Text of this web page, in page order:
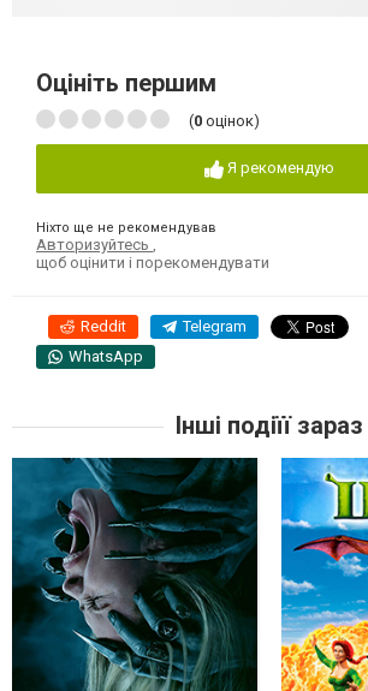
Оцініть першим
(0 оцінок)
Я рекомендую
Ніхто ще не рекомендував
Авторизуйтесь
щоб оцінити і порекомендувати
Reddit Telegram
WhatsApp
Інші подіїї зараз